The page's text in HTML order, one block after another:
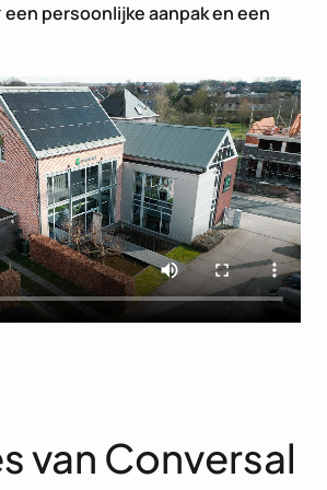
een persoonlijke aanpak en een
van Conversal